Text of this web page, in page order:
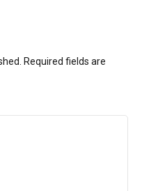
Required fields are